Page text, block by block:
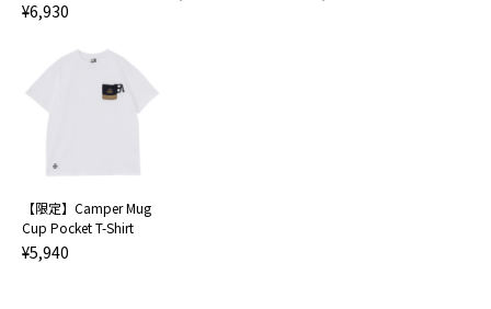
¥6,930
【限定】Camper Mug
Cup Pocket T-Shirt
¥5,940